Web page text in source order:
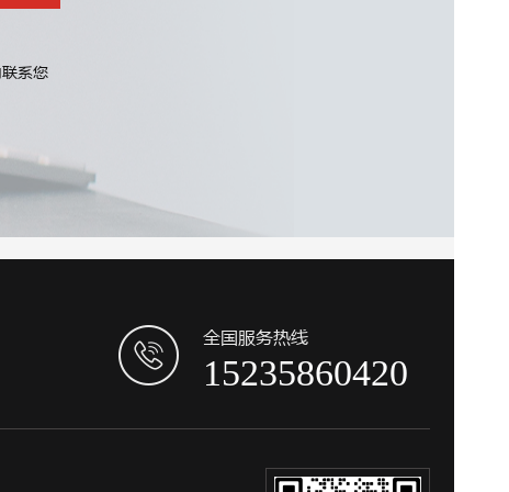
系您
全国服务热线
15235860420